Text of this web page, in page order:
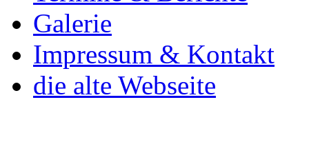
Galerie
Impressum & Kontakt
die alte Webseite